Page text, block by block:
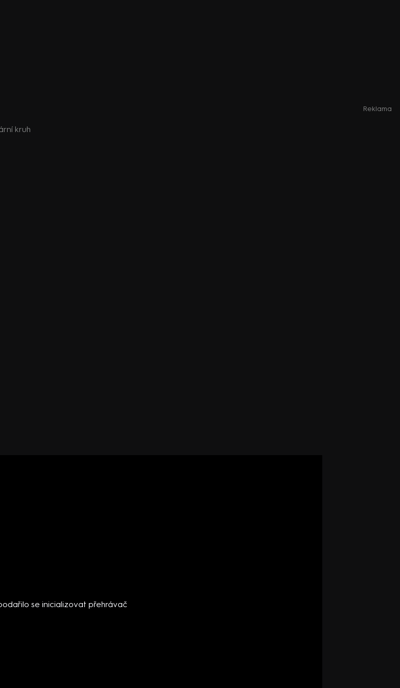
Reklama
kruh
se inicializovat přehrávač